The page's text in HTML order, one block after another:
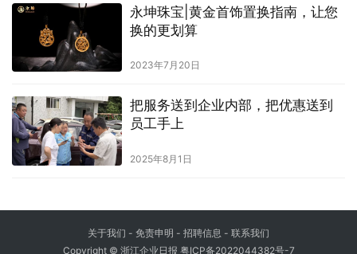
永坤珠宝|黄金首饰置换指南，让您
换的更划算
2023年7月20日
把服务送到企业内部，把优惠送到
员工手上
2025年8月1日
关于我们 - 免责申明 - 招聘信息 - 联系我们
Copyright © 浙江企业日报 粤ICP备2022044382号-7